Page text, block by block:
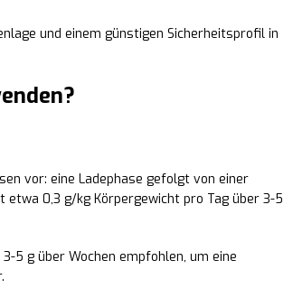
und einem günstigen Sicherheitsprofil in
vor: eine Ladephase gefolgt von einer
etwa 0,3 g/kg Körpergewicht pro Tag über 3-5
5 g über Wochen empfohlen, um eine